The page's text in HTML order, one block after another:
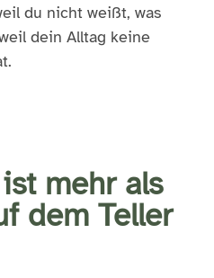
du nicht weißt, was
dein Alltag keine
mehr als
dem Teller